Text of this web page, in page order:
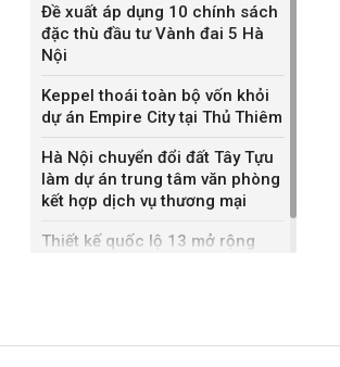
Đề xuất áp dụng 10 chính sách
đặc thù đầu tư Vành đai 5 Hà
Nội
Keppel thoái toàn bộ vốn khỏi
dự án Empire City tại Thủ Thiêm
Hà Nội chuyển đổi đất Tây Tựu
làm dự án trung tâm văn phòng
kết hợp dịch vụ thương mại
Thiết kế quốc lộ 13 mở rộng